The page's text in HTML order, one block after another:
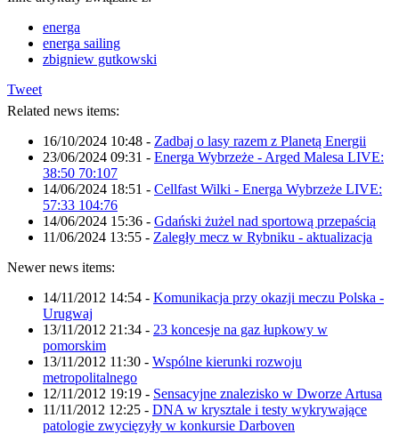
energa
energa sailing
zbigniew gutkowski
Tweet
Related news items:
16/10/2024 10:48 - Zadbaj o lasy razem z Planetą Energii
23/06/2024 09:31 - Energa Wybrzeże - Arged Malesa LIVE:
38:50 70:107
14/06/2024 18:51 - Cellfast Wilki - Energa Wybrzeże LIVE:
57:33 104:76
14/06/2024 15:36 - Gdański żużel nad sportową przepaścią
11/06/2024 13:55 - Zaległy mecz w Rybniku - aktualizacja
Newer news items:
14/11/2012 14:54 - Komunikacja przy okazji meczu Polska -
Urugwaj
13/11/2012 21:34 - 23 koncesje na gaz łupkowy w
pomorskim
13/11/2012 11:30 - Wspólne kierunki rozwoju
metropolitalnego
12/11/2012 19:19 - Sensacyjne znalezisko w Dworze Artusa
11/11/2012 12:25 - DNA w krysztale i testy wykrywające
patologie zwycięzyły w konkursie Darboven